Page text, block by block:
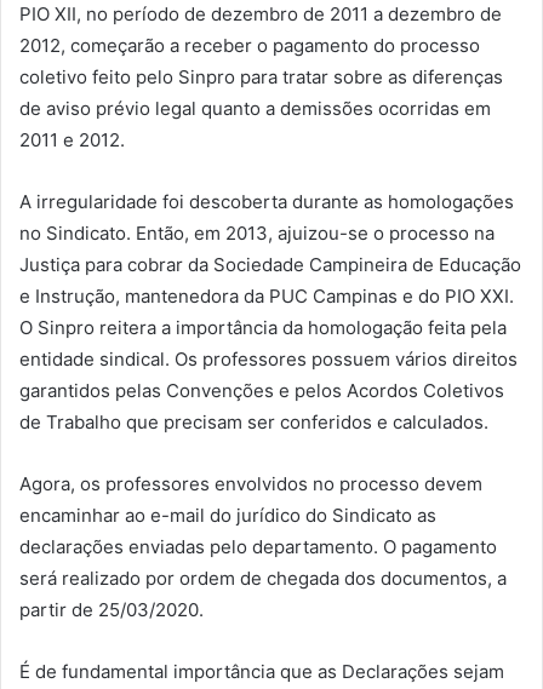
PIO XII, no período de dezembro de 2011 a dezembro de
2012, começarão a receber o pagamento do processo
coletivo feito pelo Sinpro para tratar sobre as diferenças
de aviso prévio legal quanto a demissões ocorridas em
2011 e 2012.
A irregularidade foi descoberta durante as homologações
no Sindicato. Então, em 2013, ajuizou-se o processo na
Justiça para cobrar da Sociedade Campineira de Educação
e Instrução, mantenedora da PUC Campinas e do PIO XXI.
O Sinpro reitera a importância da homologação feita pela
entidade sindical. Os professores possuem vários direitos
garantidos pelas Convenções e pelos Acordos Coletivos
de Trabalho que precisam ser conferidos e calculados.
Agora, os professores envolvidos no processo devem
encaminhar ao e-mail do jurídico do Sindicato as
declarações enviadas pelo departamento. O pagamento
será realizado por ordem de chegada dos documentos, a
partir de 25/03/2020.
É de fundamental importância que as Declarações sejam